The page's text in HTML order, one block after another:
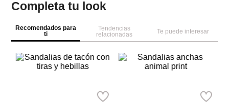
Completa tu look
Recomendados para
ti
Tendencias
relacionadas
Te puede interesar